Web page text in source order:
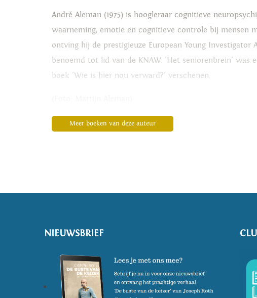
André Aleman (1975) is hoogleraar cognitieve
waarneming, emotie en cognitieve controle bij mensen
ontving hij de prestigieuze European Young Investigator
benoemd tot lid van de KNAW. 'Het seniorenbrein' was
boek 'Wie is hier nou verward?' verschenen.
Meer boeken van deze auteur
NIEUWSBRIEF